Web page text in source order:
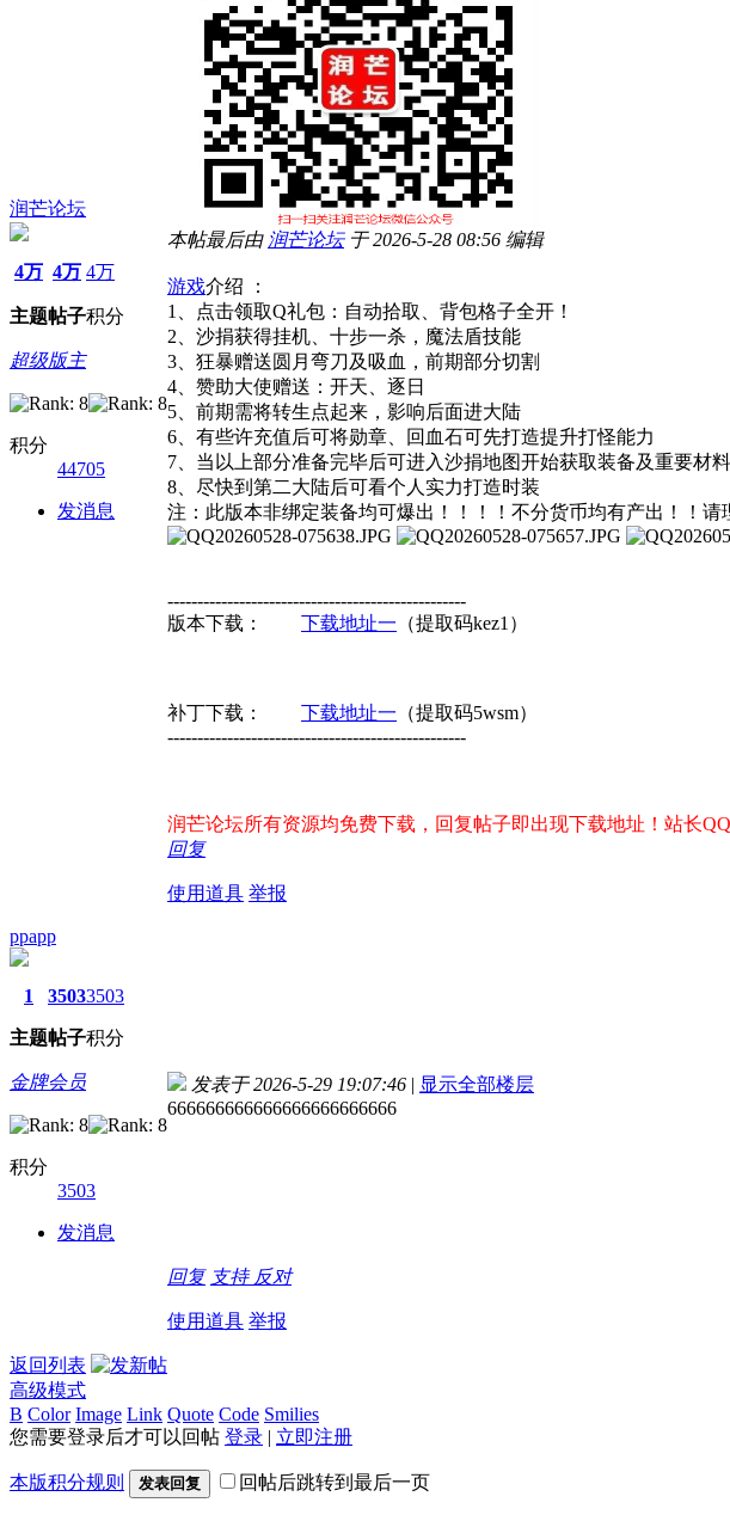
润芒论坛
4万
主题
4万
帖子
4万
积分
超级版主
积分
44705
发消息
本帖最后由 润芒论坛于 2026-5-28 08:56 编辑
游戏介绍 ：
1、点击领取Q礼包：自动拾取、背包格子全开！
2、沙捐获得挂机、十步一杀，魔法盾技能
3、狂暴赠送圆月弯刀及吸血，前期部分切割
4、赞助大使赠送：开天、逐日
5、前期需将转生点起来，影响后面进大陆
6、有些许充值后可将勋章、回血石可先打造提升打怪能力
7、当以上部分准备完毕后可进入沙捐地图开始获取装备及重要材料
8、尽快到第二大陆后可看个人实力打造时装
注：此版本非绑定装备均可爆出！！！！不分货币均有产出！！请
--------------------------------------------------
版本下载： 下载地址一 （提取码kez1）
补丁下载： 下载地址一 （提取码5wsm）
--------------------------------------------------
润芒论坛所有资源均免费下载，回复帖子即出现下载地址！站长
回复
使用道具 举报
ppapp
1
主题
3503
帖子
3503
积分
金牌会员
积分
3503
发消息
发表于 2026-5-29 19:07:46 | 显示全部楼层
666666666666666666666666
回复 支持 反对
使用道具 举报
返回列表
高级模式
B Color Image Link Quote Code Smilies
您需要登录后才可以回帖 登录 | 立即注册
本版积分规则 发表回复 回帖后跳转到最后一页